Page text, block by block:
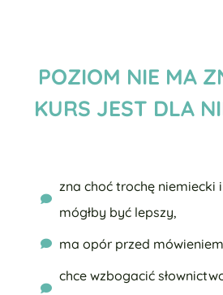
POZIOM NIE MA
KURS JEST DLA
zna choć trochę niemiecki
mógłby być lepszy,
ma opór przed
chce wzbogacić